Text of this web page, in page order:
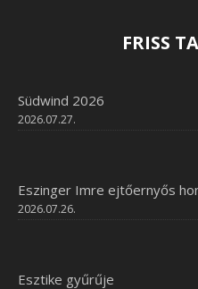
FRISS
Südwind 2026
2026.07.27.
Eszinger Imre ejtőernyős
2026.07.26.
Esztike gyűrűje